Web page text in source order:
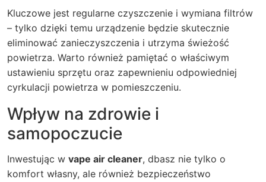
Kluczowe jest regularne czyszczenie i wymiana filtrów
– tylko dzięki temu urządzenie będzie skutecznie
eliminować zanieczyszczenia i utrzyma świeżość
powietrza. Warto również pamiętać o właściwym
ustawieniu sprzętu oraz zapewnieniu odpowiedniej
cyrkulacji powietrza w pomieszczeniu.
Wpływ na zdrowie i
samopoczucie
Inwestując w vape air cleaner, dbasz nie tylko o
komfort własny, ale również bezpieczeństwo